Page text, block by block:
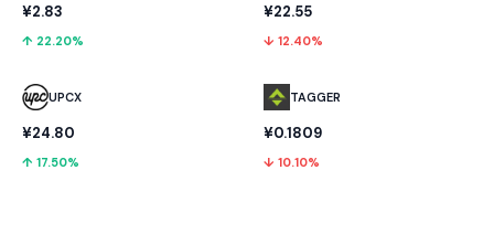
¥2.83
↑ 22.20%
UPCX
¥24.80
↑ 17.50%
¥22.55
↓ 12.40%
TAGGER
¥0.1809
↓ 10.10%